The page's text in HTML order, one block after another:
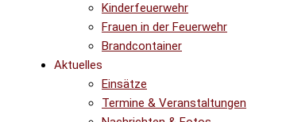
Kinderfeuerwehr
Frauen in der Feuerwehr
Brandcontainer
Aktuelles
Einsätze
Termine & Veranstaltungen